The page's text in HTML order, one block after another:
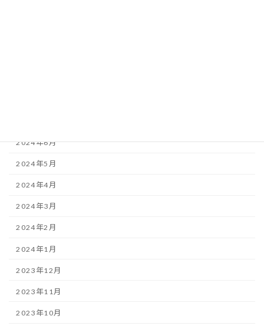
2024年6月
2024年5月
2024年4月
2024年3月
2024年2月
2024年1月
2023年12月
2023年11月
2023年10月